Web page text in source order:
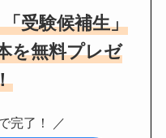
受験候補生」
を無料プレゼ
完了！ ／